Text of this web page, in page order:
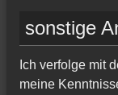
sonstige
Ich verfolge mit
meine